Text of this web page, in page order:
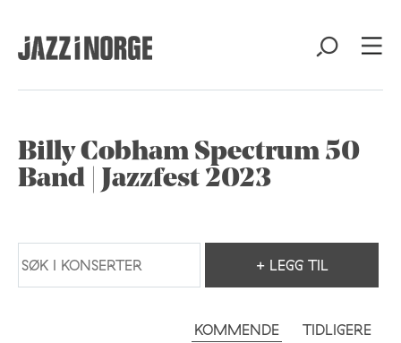
Billy Cobham Spectrum 50
Band | Jazzfest 2023
+ LEGG TIL
KOMMENDE TIDLIGERE